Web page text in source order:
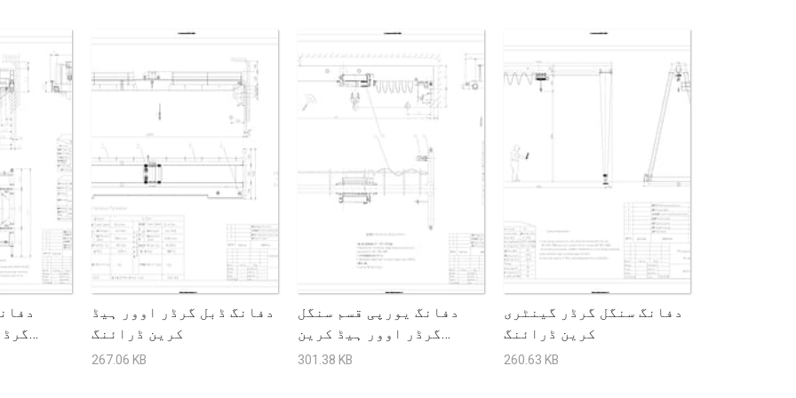
دفانگ ڈبل گرڈر اوور ہیڈ
کرین ڈرائنگ
267.06 KB
دفانگ یورپی قسم سنگل
گرڈر اوور ہیڈ کرین
ڈرائنگ
301.38 KB
دفانگ سنگل گرڈر گینٹری
کرین ڈرائنگ
260.63 KB